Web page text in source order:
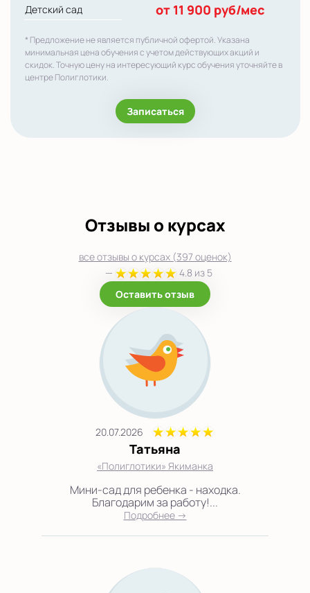
Детский сад от 11 900 руб/мес
* Предложение не является публичной офертой. Указана
минимальная цена обучения с учетом действующих акций и
скидок. Точную цену на интересующий курс обучения уточняйте в
центре Полиглотики.
Записаться
Отзывы о курсах
все отзывы о курсах (397 оценок)
—
4.8 из 5
Оставить отзыв
20.07.2026
Татьяна
«Полиглотики» Якиманка
Мини-сад для ребенка - находка.
Благодарим за работу!...
Подробнее →